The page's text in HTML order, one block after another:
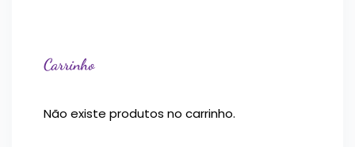
Carrinho
Não existe produtos no carrinho.